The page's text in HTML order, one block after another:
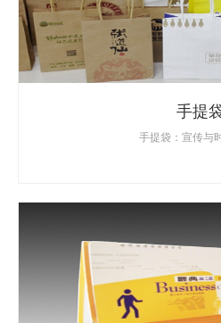
手提
手提袋：宣传与